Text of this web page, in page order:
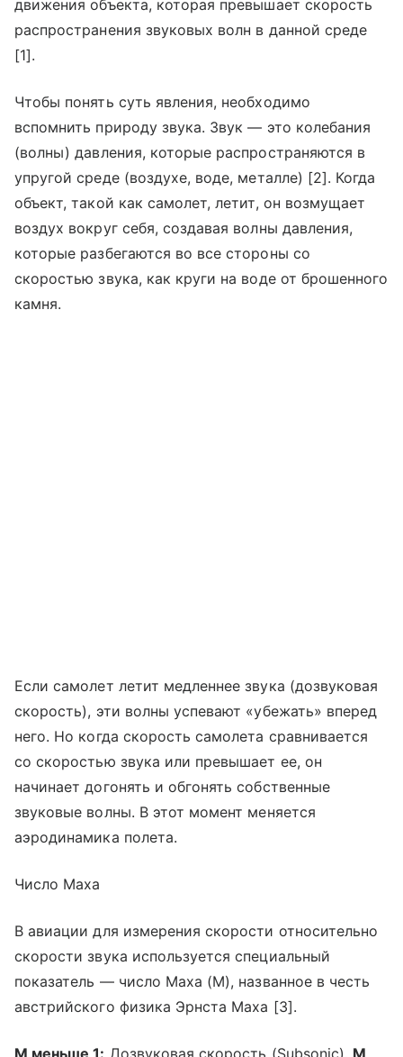
движения объекта, которая превышает скорость
распространения звуковых волн в данной среде
[1].
Чтобы понять суть явления, необходимо
вспомнить природу звука. Звук — это колебания
(волны) давления, которые распространяются в
упругой среде (воздухе, воде, металле) [2]. Когда
объект, такой как самолет, летит, он возмущает
воздух вокруг себя, создавая волны давления,
которые разбегаются во все стороны со
скоростью звука, как круги на воде от брошенного
камня.
Если самолет летит медленнее звука (дозвуковая
скорость), эти волны успевают «убежать» вперед
него. Но когда скорость самолета сравнивается
со скоростью звука или превышает ее, он
начинает догонять и обгонять собственные
звуковые волны. В этот момент меняется
аэродинамика полета.
Число Маха
В авиации для измерения скорости относительно
скорости звука используется специальный
показатель — число Маха (M), названное в честь
австрийского физика Эрнста Маха [3].